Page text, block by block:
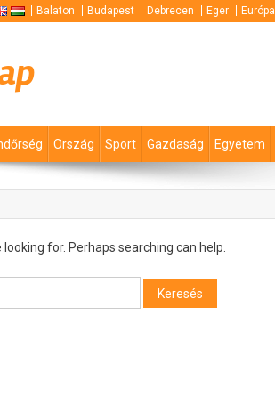
Balaton Budapest Debrecen Eger Európa
Ország Sport Gazdaság Egyetem
looking for. Perhaps searching can help.